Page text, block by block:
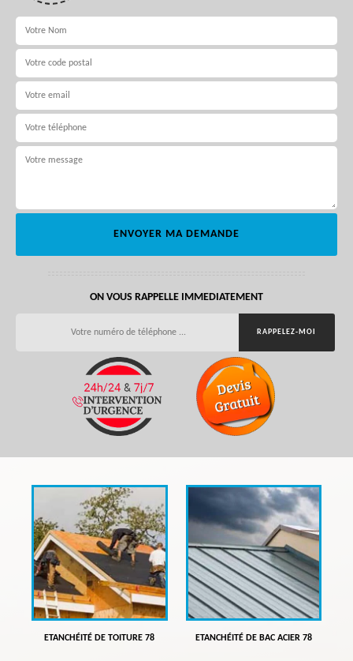
ON VOUS RAPPELLE IMMEDIATEMENT
ETANCHÉITÉ DE TOITURE 78 ETANCHÉITÉ DE BAC ACIER 78